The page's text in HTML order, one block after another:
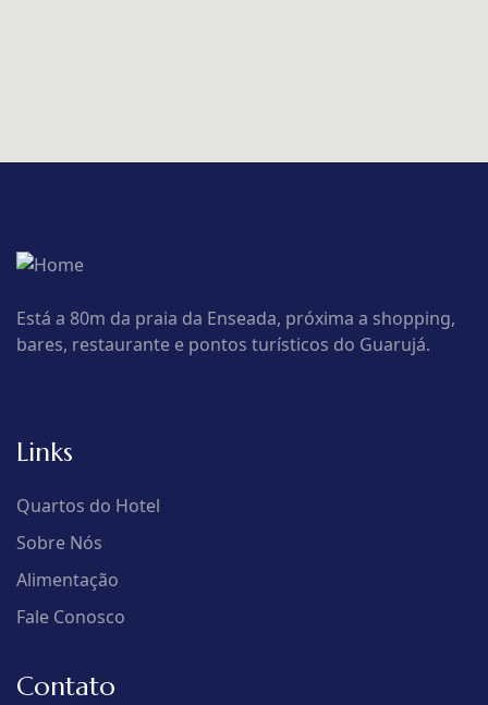
Está a 80m da praia da Enseada, próxima a shopping,
bares, restaurante e pontos turísticos do Guarujá.
Links
Quartos do Hotel
Sobre Nós
Alimentação
Fale Conosco
Contato